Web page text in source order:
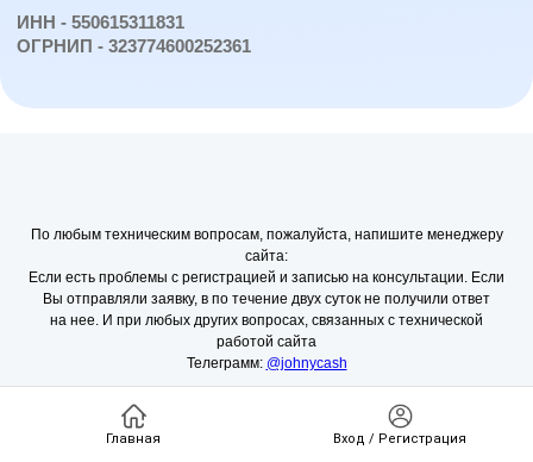
Главная Вход / Регистрация
По любым техническим вопросам, пожалуйста, напишите менеджеру
сайта:
Если есть проблемы с регистрацией и записью на консультации. Если
Вы отправляли заявку, в по течение двух суток не получили ответ
на нее. И при любых других вопросах, связанных с технической
работой сайта
Телеграмм: @johnycash